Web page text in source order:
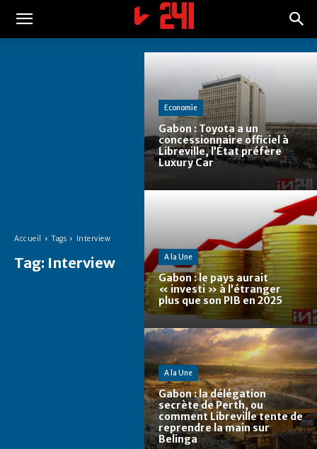
Accueil Tags Interview
Tag: Interview
Economie
Gabon : Toyota a un
concessionnaire officiel à
Libreville, l’État préfère
Luxury Car
A la Une
Gabon : le pays aurait
« investi » à l’étranger
plus que son PIB en 2025
A la Une
Gabon : la délégation
secrète de Perth, ou
comment Libreville tente de
reprendre la main sur
Belinga